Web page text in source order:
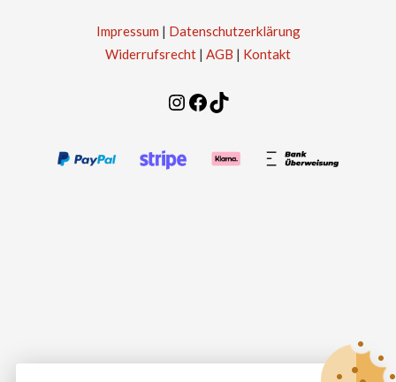
Impressum | Datenschutzerklärung
Widerrufsrecht | AGB | Kontakt
Instagram
Facebook